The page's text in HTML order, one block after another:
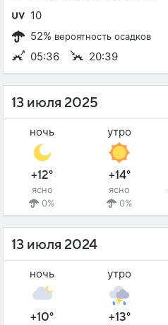
10
52% вероятность осадков
05:36 20:39
13 июля 2025
ночь
+12°
ясно
0%
утро
+14°
ясно
0%
13 июля 2024
ночь
+10°
утро
+13°